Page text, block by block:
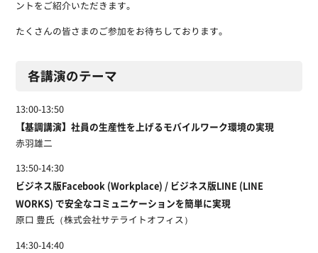
ントをご紹介いただきます。
たくさんの皆さまのご参加をお待ちしております。
各講演のテーマ
13:00-13:50
【基調講演】社員の生産性を上げるモバイルワーク環境の実現
赤羽雄二
13:50-14:30
ビジネス版Facebook (Workplace) / ビジネス版LINE (LINE
WORKS) で安全なコミュニケーションを簡単に実現
原口 豊氏（株式会社サテライトオフィス）
14:30-14:40